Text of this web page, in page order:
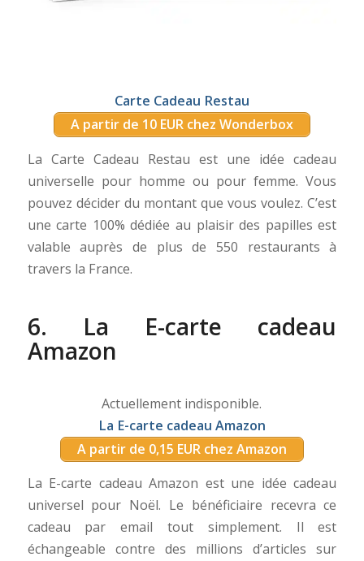
Carte Cadeau Restau
A partir de 10 EUR chez Wonderbox
La Carte Cadeau Restau est une idée cadeau
universelle pour homme ou pour femme. Vous
pouvez décider du montant que vous voulez. C’est
une carte 100% dédiée au plaisir des papilles est
valable auprès de plus de 550 restaurants à
travers la France.
6. La E-carte cadeau
Amazon
Actuellement indisponible.
La E-carte cadeau Amazon
A partir de 0,15 EUR chez Amazon
La E-carte cadeau Amazon est une idée cadeau
universel pour Noël. Le bénéficiaire recevra ce
cadeau par email tout simplement. Il est
échangeable contre des millions d’articles sur